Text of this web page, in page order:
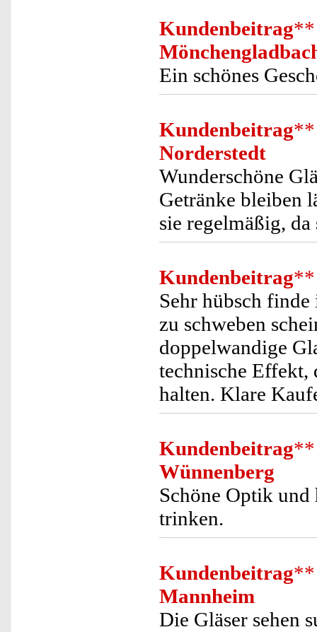
Kundenbeitrag**
Ein schönes
Kundenbeitrag**
Norderstedt
Wunderschöne
Getränke bleiben
sie regelmäßig,
Kundenbeitrag**
Sehr hübsch
zu schweben
doppelwandige
technische Effekt,
halten. Klare
Kundenbeitrag**
Wünnenberg
Schöne Optik und
trinken.
Kundenbeitrag**
Mannheim
Die Gläser sehen